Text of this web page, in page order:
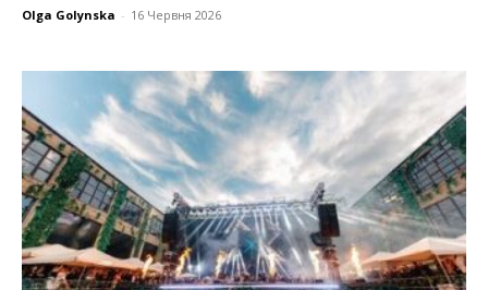
Olga Golynska - 16 Червня 2026